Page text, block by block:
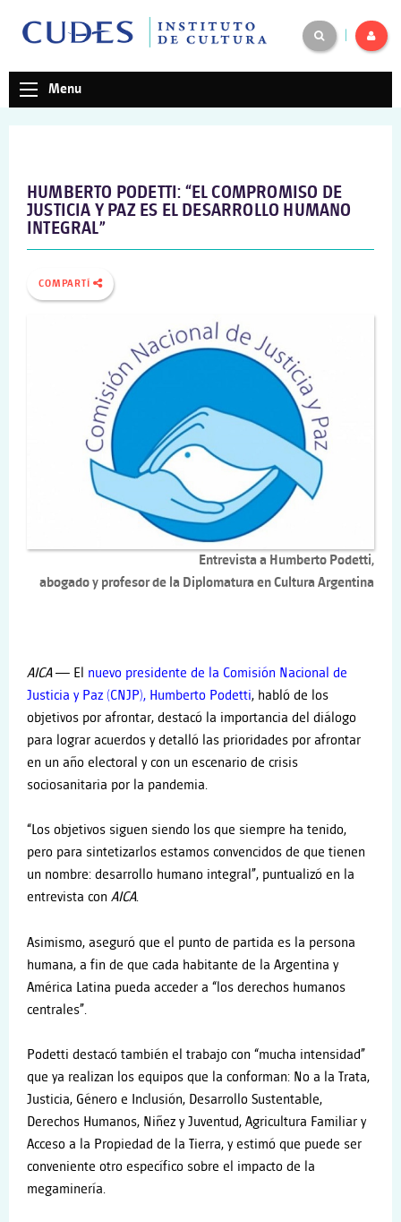
Menu
HUMBERTO PODETTI: “EL COMPROMISO DE
JUSTICIA Y PAZ ES EL DESARROLLO HUMANO
INTEGRAL”
COMPARTÍ
Entrevista a Humberto Podetti,
abogado y profesor de la Diplomatura en Cultura Argentina
AICA— El nuevo presidente de la Comisión Nacional de
Justicia y Paz (CNJP), Humberto Podetti, habló de los
objetivos por afrontar, destacó la importancia del diálogo
para lograr acuerdos y detalló las prioridades por afrontar
en un año electoral y con un escenario de crisis
sociosanitaria por la pandemia.
“Los objetivos siguen siendo los que siempre ha tenido,
pero para sintetizarlos estamos convencidos de que tienen
un nombre: desarrollo humano integral”, puntualizó en la
entrevista con AICA.
Asimismo, aseguró que el punto de partida es la persona
humana, a fin de que cada habitante de la Argentina y
América Latina pueda acceder a “los derechos humanos
centrales”.
Podetti destacó también el trabajo con “mucha intensidad”
que ya realizan los equipos que la conforman: No a la Trata,
Justicia, Género e Inclusión, Desarrollo Sustentable,
Derechos Humanos, Niñez y Juventud, Agricultura Familiar y
Acceso a la Propiedad de la Tierra, y estimó que puede ser
conveniente otro específico sobre el impacto de la
megaminería.